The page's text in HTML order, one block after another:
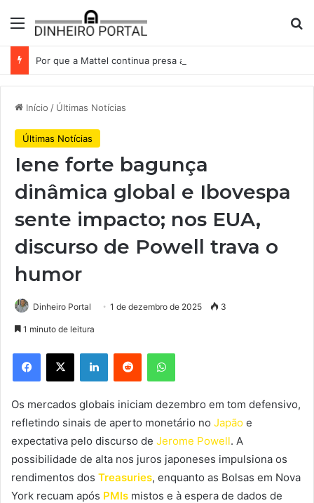
Menu
Início / Últimas Notícias
Últimas Notícias
Iene forte bagunça
dinâmica global e Ibovespa
sente impacto; nos EUA,
discurso de Powell trava o
humor
Dinheiro Portal 1 de dezembro de 2025 3
1 minuto de leitura
Facebook
X LinkedinReddit WhatsApp
Os mercados globais iniciam dezembro em tom defensivo,
refletindo sinais de aperto monetário no Japão e
expectativa pelo discurso de Jerome Powell. A
possibilidade de alta nos juros japoneses impulsiona os
rendimentos dos Treasuries, enquanto as Bolsas em Nova
York recuam após PMIs mistos e à espera de dados de